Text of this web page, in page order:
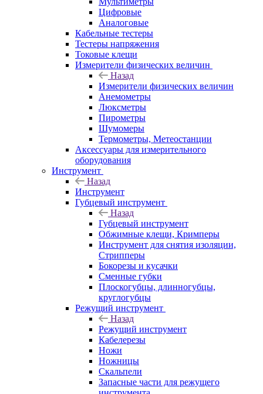
Цифровые
Аналоговые
Кабельные тестеры
Тестеры напряжения
Токовые клещи
Измерители физических величин
Назад
Измерители физических величин
Анемометры
Люксметры
Пирометры
Шумомеры
Термометры, Метеостанции
Аксессуары для измерительного
оборудования
Инструмент
Назад
Инструмент
Губцевый инструмент
Назад
Губцевый инструмент
Обжимные клещи, Кримперы
Инструмент для снятия изоляции,
Стрипперы
Бокорезы и кусачки
Сменные губки
Плоскогубцы, длинногубцы,
круглогубцы
Режущий инструмент
Назад
Режущий инструмент
Кабелерезы
Ножи
Ножницы
Скальпели
Запасные части для режущего